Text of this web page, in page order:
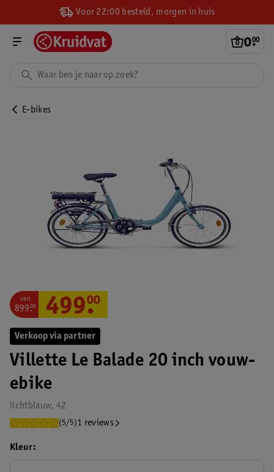
Voor 22:00 besteld, morgen in huis
0.
00
E-bikes
Verkoop via partner
Villette Le Balade 20 inch vouw-
ebike
lichtblauw, 42
(5/5)1 reviews
van
899.
00 499.
00
Kleur